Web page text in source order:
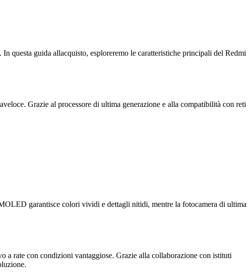
questa guida allacquisto, esploreremo le caratteristiche principali del Redmi
Grazie al processore di ultima generazione e alla compatibilità con reti
garantisce colori vividi e dettagli nitidi, mentre la fotocamera di ultima
a rate con condizioni vantaggiose. Grazie alla collaborazione con istituti